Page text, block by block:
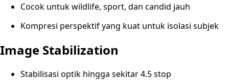
Cocok untuk wildlife, sport, dan candid jauh
Kompresi perspektif yang kuat untuk isolasi subjek
Image Stabilization
Stabilisasi optik hingga sekitar 4.5 stop